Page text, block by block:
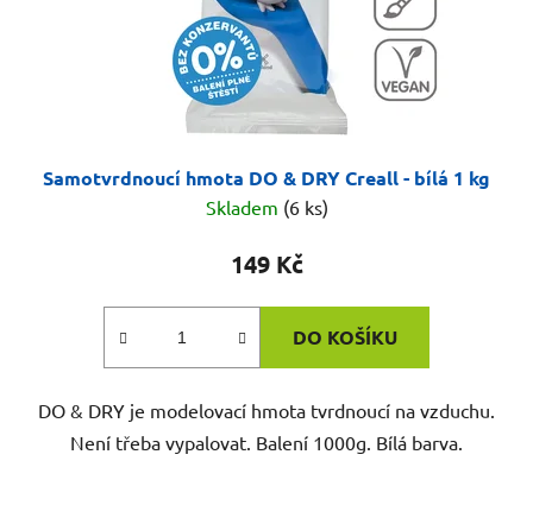
Samotvrdnoucí hmota DO & DRY Creall - bílá 1 kg
Skladem (6 ks)
149 Kč
DO KOŠÍKU
DO & DRY je modelovací hmota tvrdnoucí na vzduchu.
Není třeba vypalovat. Balení 1000g. Bílá barva.